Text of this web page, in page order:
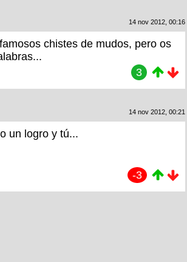
14 nov 2012, 00:16
chistes de mudos, pero os
3
14 nov 2012, 00:21
un logro y tú...
-3